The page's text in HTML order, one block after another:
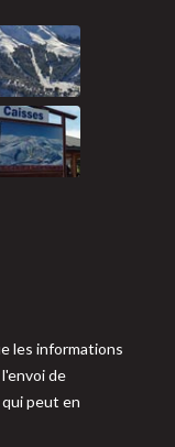
les informations
de
peut en